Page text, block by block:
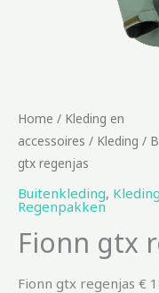
Home / Kleding en
accessoires / Kleding /
gtx regenjas
Buitenkleding, Kleding
Regenpakken
Fionn gtx
Fionn gtx regenjas €